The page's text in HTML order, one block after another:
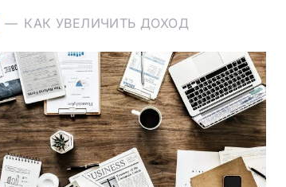
КАК УВЕЛИЧИТЬ ДОХОД